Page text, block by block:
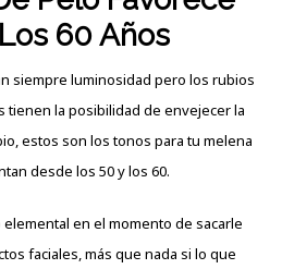
60 Años
siempre luminosidad pero los rubios
tienen la posibilidad de envejecer la
estos son los tonos para tu melena
desde los 50 y los 60.
en el momento de sacarle
faciales, más que nada si lo que